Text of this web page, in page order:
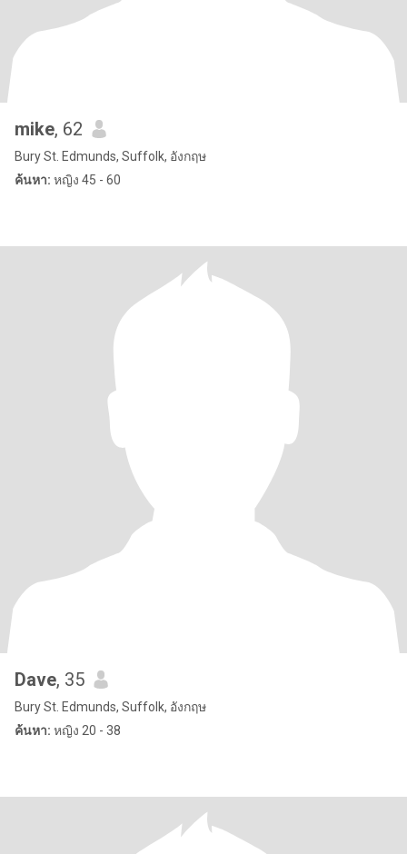
mike, 62
Bury St. Edmunds, Suffolk, อังกฤษ
ค้นหา: หญิง 45 - 60
Dave, 35
Bury St. Edmunds, Suffolk, อังกฤษ
ค้นหา: หญิง 20 - 38